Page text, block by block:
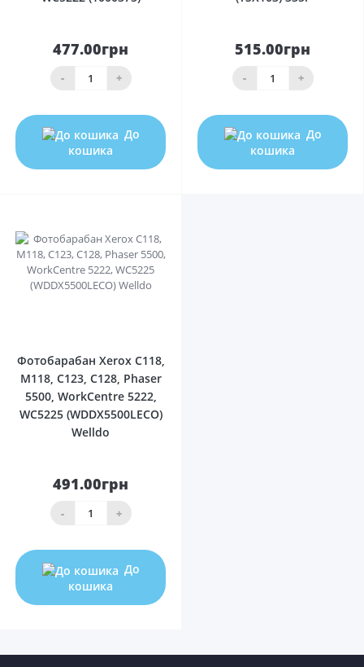
477.00грн
- +
До
кошика
515.00грн
- +
До
кошика
Фотобарабан Xerox C118,
M118, C123, C128, Phaser
5500, WorkCentre 5222,
WC5225 (WDDX5500LECO)
Welldo
491.00грн
- +
До
кошика